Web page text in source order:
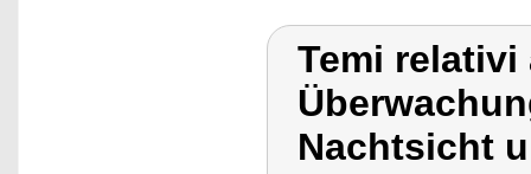
Temi relativi
Nachtsicht